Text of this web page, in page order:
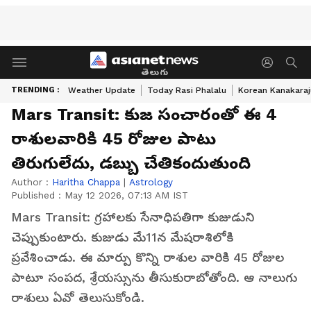
తెలుగు
TRENDING : Weather Update Today Rasi Phalalu Korean
Mars Transit: కుజ సంచారంతో ఈ 4
రాశులవారికి 45 రోజుల పాటు
తిరుగులేదు, డబ్బు చేతికందుతుంది
Author : Haritha Chappa | Astrology
Published : May 12 2026, 07:13 AM IST
Mars Transit: గ్రహాలకు సేనాధిపతిగా కుజుడుని
చెప్పుకుంటారు. కుజుడు మే11న మేషరాశిలోకి
ప్రవేశించాడు. ఈ మార్పు కొన్ని రాశుల వారికి 45 రోజుల
పాటూ సంపద, శ్రేయస్సును తీసుకురాబోతోంది. ఆ నాలుగు
రాశులు ఏవో తెలుసుకోండి.